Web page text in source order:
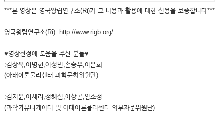
***본 영상은 영국왕립연구소(Ri)가 그 내용과 활용에 대한 신용을 보증합니다***
영국왕립연구소(Ri): http://www.rigb.org/
♥영상선정에 도움을 주신 분들♥
:김상욱,이명현,이성빈,손승우,이은희
(아태이론물리센터 과학문화위원단)
:김지윤,이세리,정혜심,이상곤,임소정
(과학커뮤니케이터 및 아태이론물리센터 외부자문위원단)